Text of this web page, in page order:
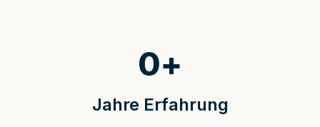
Jahre Erfahrung
0+